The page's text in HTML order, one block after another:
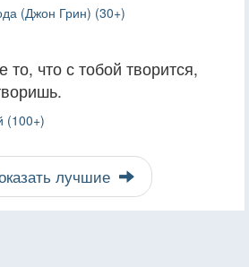
(Джон Грин) (30+)
что с тобой творится,
(100+)
лучшие